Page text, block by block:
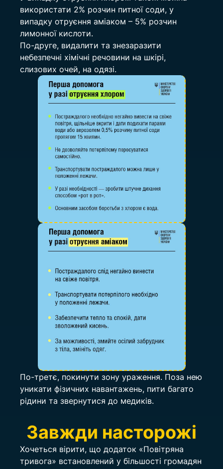
використати 2% розчин питної соди, у
випадку отруєння аміаком – 5% розчин
лимонної кислоти.
По-друге, видалити та знезаразити
небезпечні хімічні речовини на шкірі,
слизових очей, на одязі.
По-третє, покинути зону ураження. Поза нею
уникати фізичних навантажень, пити багато
рідини та звернутися до медиків.
Завжди насторожі
Хочеться вірити, що додаток «Повітряна
тривога» встановлений у більшості громадян